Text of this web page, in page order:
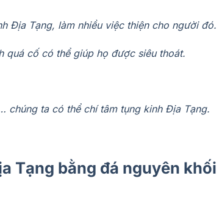
Địa Tạng, làm nhiều việc thiện cho người đó.
quá cố có thể giúp họ được siêu thoát.
chúng ta có thể chí tâm tụng kinh Địa Tạng.
Tạng bằng đá nguyên khối